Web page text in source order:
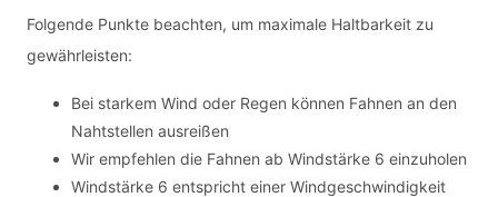
Folgende Punkte beachten, um maximale Haltbarkeit zu
gewährleisten:
Bei starkem Wind oder Regen können Fahnen an den
Nahtstellen ausreißen
Wir empfehlen die Fahnen ab Windstärke 6 einzuholen
Windstärke 6 entspricht einer Windgeschwindigkeit